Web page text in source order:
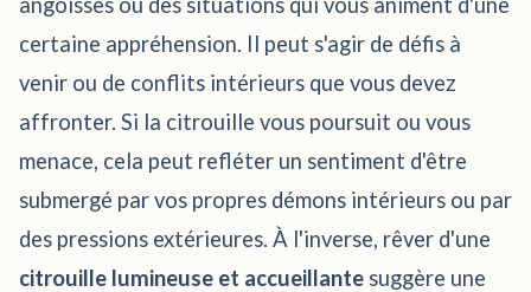
certaine appréhension. Il peut s'agir de défis à
venir ou de conflits intérieurs que vous devez
affronter. Si la citrouille vous poursuit ou vous
menace, cela peut refléter un sentiment d'être
submergé par vos propres démons intérieurs ou par
des pressions extérieures. À l'inverse, rêver d'une
citrouille lumineuse et accueillante suggère une